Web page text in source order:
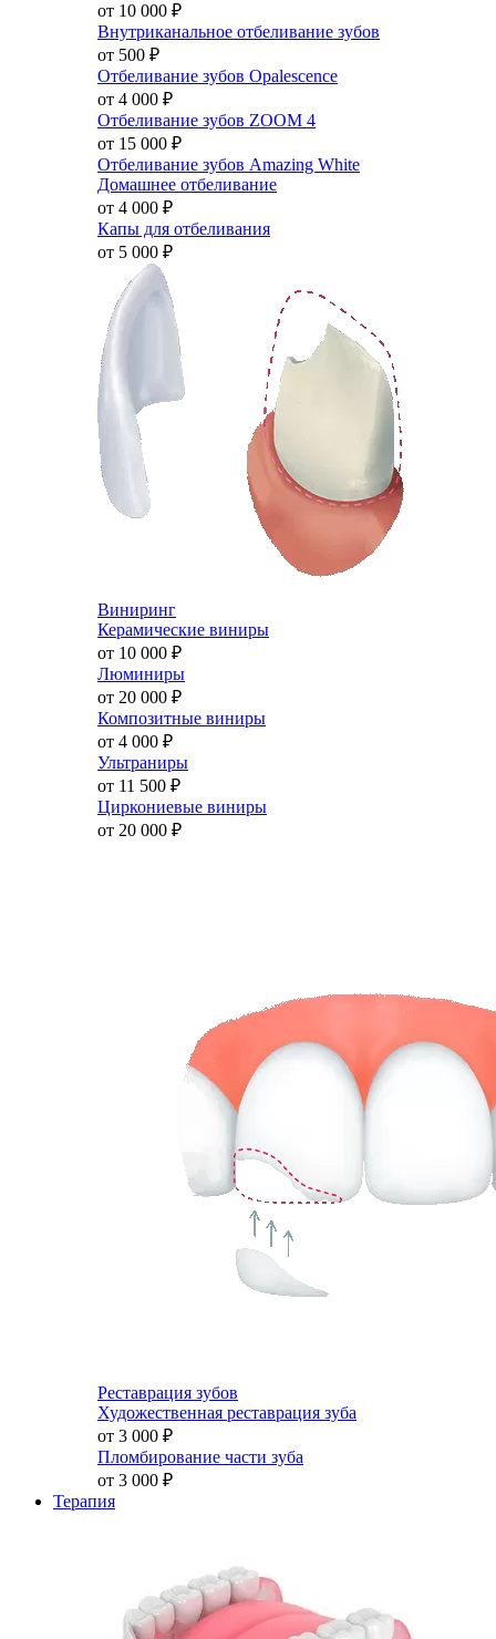
от 10 000 ₽
Внутриканальное отбеливание зубов
от 500 ₽
Отбеливание зубов Opalescence
от 4 000 ₽
Отбеливание зубов ZOOM 4
от 15 000 ₽
Отбеливание зубов Amazing White
Домашнее отбеливание
от 4 000 ₽
Капы для отбеливания
от 5 000 ₽
Виниринг
Керамические виниры
от 10 000 ₽
Люминиры
от 20 000 ₽
Композитные виниры
от 4 000 ₽
Ультраниры
от 11 500 ₽
Циркониевые виниры
от 20 000 ₽
Реставрация зубов
Художественная реставрация зуба
от 3 000 ₽
Пломбирование части зуба
от 3 000 ₽
Терапия